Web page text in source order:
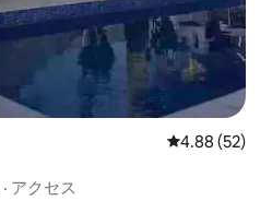
レビュー52
4.88 (52)
· アクセス